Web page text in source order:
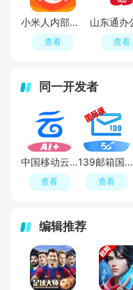
小米人内部办公app免费版
查看 查看
同一开发者
中国移动云盘安卓版apk
查看
139邮箱国际版本
查看
编辑推荐